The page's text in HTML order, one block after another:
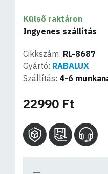
Külső raktáron
Ingyenes szállítás
Cikkszám: RL-8687
Gyártó: RABALUX
Szállítás: 4-6
22990 Ft